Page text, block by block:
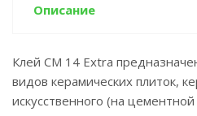
Описание
Клей CM 14 Extra
видов керамических плиток,
искусственного (на